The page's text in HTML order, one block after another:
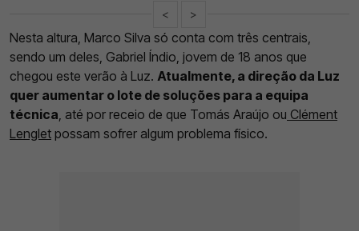
< >
Nesta altura, Marco Silva só conta com três centrais,
sendo um deles, Gabriel Índio, jovem de 18 anos que
chegou este verão à Luz. Atualmente, a direção da Luz
quer aumentar o lote de soluções para a equipa
técnica , até por receio de que Tomás Araújo ou Clément
Lenglet possam sofrer algum problema físico.